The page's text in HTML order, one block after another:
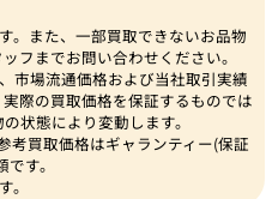
。また、一部買取できないお品物
フまでお問い合わせください。
市場流通価格および当社取引実績
際の買取価格を保証するものでは
状態により変動します。
考買取価格はギャランティー(保証
す。
。